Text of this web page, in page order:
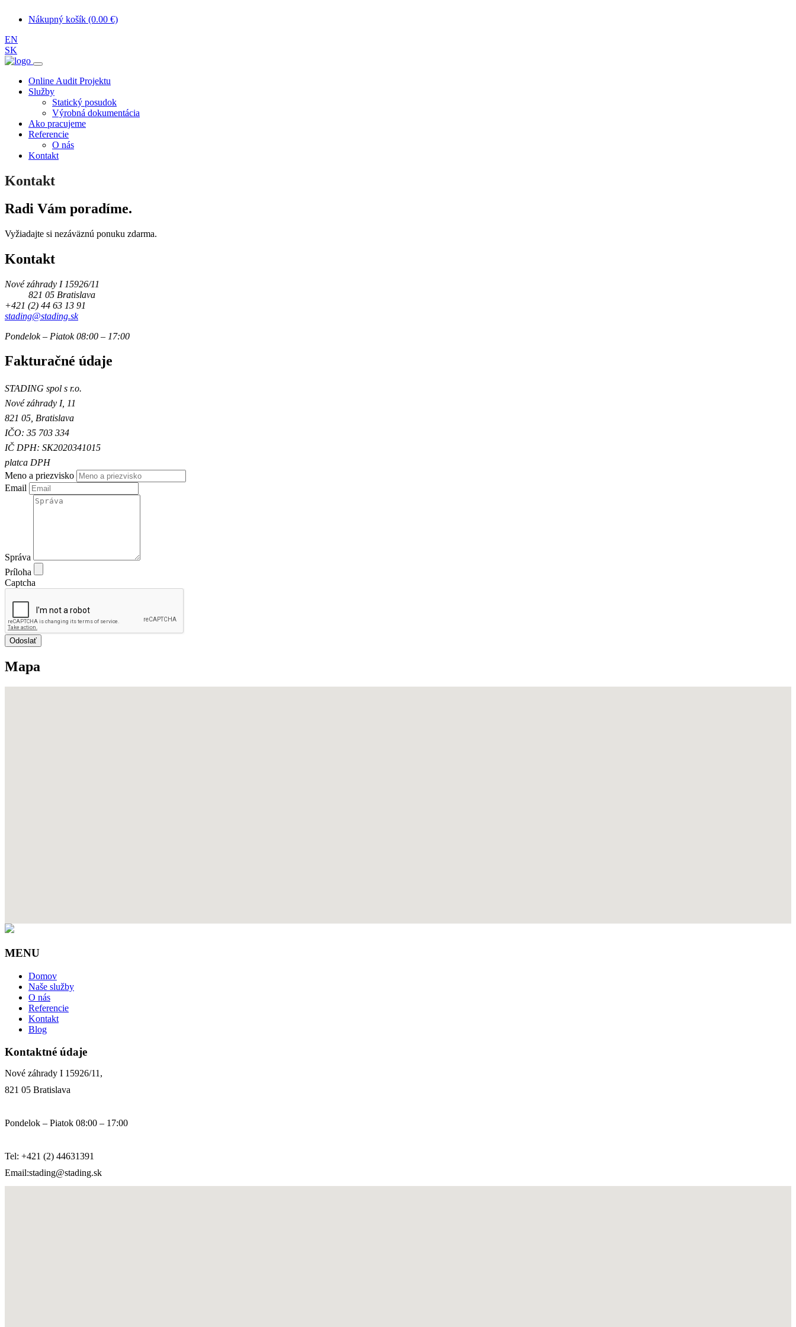
Nákupný košík (0.00 €)
EN
SK
Online Audit Projektu
Služby
Statický posudok
Výrobná dokumentácia
Ako pracujeme
Referencie
O nás
Kontakt
Kontakt
Radi Vám poradíme.
Vyžiadajte si nezáväznú ponuku zdarma.
Kontakt
Nové záhrady I 15926/11
821 05 Bratislava
+421 (2) 44 63 13 91
stading@stading.sk
Pondelok – Piatok 08:00 – 17:00
Fakturačné údaje
STADING spol s r.o.
Nové záhrady I, 11
821 05, Bratislava
IČO: 35 703 334
IČ DPH: SK2020341015
platca DPH
Meno a priezvisko
Email
Správa
Príloha
Captcha
Odoslať
Mapa
MENU
Domov
Naše služby
O nás
Referencie
Kontakt
Blog
Kontaktné údaje
Nové záhrady I 15926/11,
821 05 Bratislava
Pondelok – Piatok 08:00 – 17:00
Tel: +421 (2) 44631391
Email:stading@stading.sk